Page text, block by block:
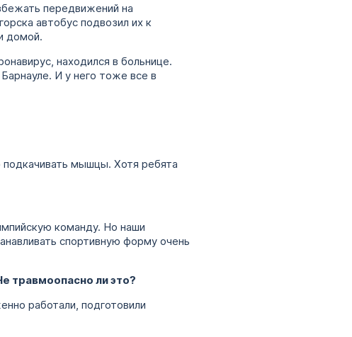
передвижений на
автобус подвозил их к
домой.
находился в больнице.
И у него тоже все в
подкачивать мышцы. Хотя ребята
команду. Но наши
спортивную форму очень
травмоопасно ли это?
работали, подготовили